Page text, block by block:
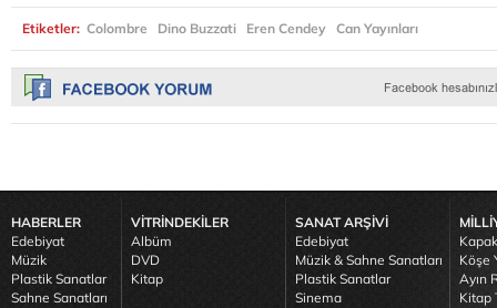
Etiketler: Colombre Dino Buzzati Eren Cendey Can Yayınları
HABERLER
Edebiyat
Müzik
Plastik Sanatlar
Sahne Sanatları
VİTRİNDEKİLER
Albüm
DVD
Kitap
SANAT ARŞİVİ
Edebiyat
Müzik & Sahne Sanatları
Plastik Sanatlar
Sinema
Köşe
Ayın
Kitap